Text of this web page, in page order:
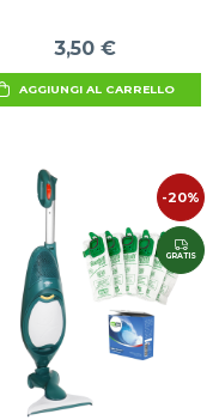
3,50 €
AGGIUNGI AL CARRELLO
-20%
GRATIS